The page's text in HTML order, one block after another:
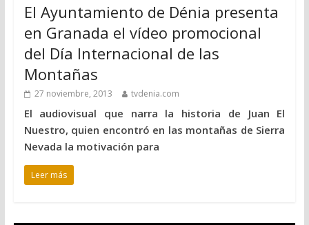
El Ayuntamiento de Dénia presenta
en Granada el vídeo promocional
del Día Internacional de las
Montañas
27 noviembre, 2013 tvdenia.com
El audiovisual que narra la historia de Juan El
Nuestro, quien encontró en las montañas de Sierra
Nevada la motivación para
Leer más